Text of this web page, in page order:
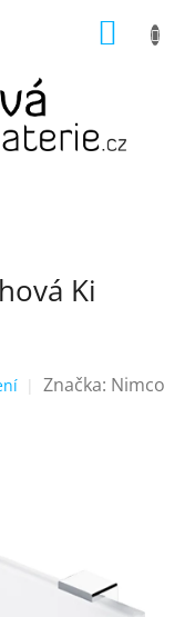
Ki
Značka: Nimco